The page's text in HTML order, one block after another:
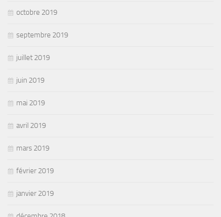
octobre 2019
septembre 2019
juillet 2019
juin 2019
mai 2019
avril 2019
mars 2019
février 2019
janvier 2019